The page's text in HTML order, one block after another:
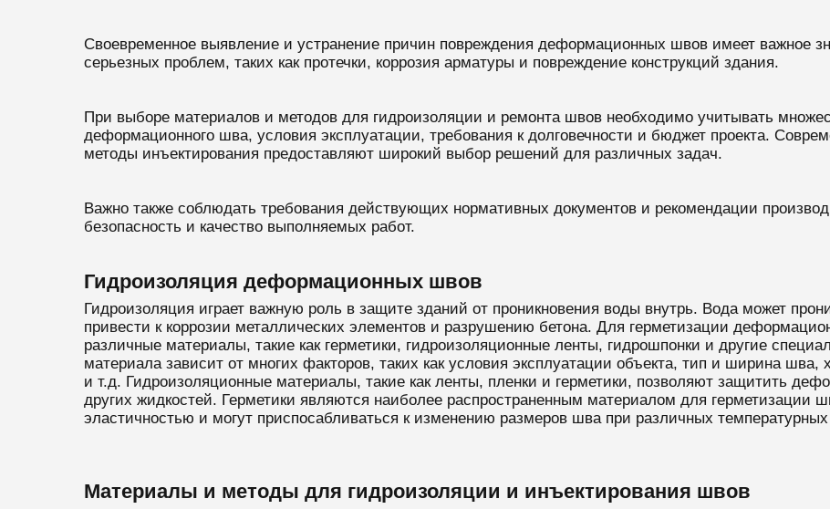
Своевременное выявление и устранение причин повреждения деформационных швов имеет важное
серьезных проблем, таких как протечки, коррозия арматуры и повреждение конструкций здания.
При выборе материалов и методов для гидроизоляции и ремонта швов необходимо учитывать
деформационного шва, условия эксплуатации, требования к долговечности и бюджет проекта.
методы инъектирования предоставляют широкий выбор решений для различных задач.
Важно также соблюдать требования действующих нормативных документов и рекомендации
безопасность и качество выполняемых работ.
Гидроизоляция деформационных швов
Гидроизоляция играет важную роль в защите зданий от проникновения воды внутрь. Вода может
привести к коррозии металлических элементов и разрушению бетона. Для герметизации
различные материалы, такие как герметики, гидроизоляционные ленты, гидрошпонки и другие
материала зависит от многих факторов, таких как условия эксплуатации объекта, тип и ширина шва,
и т.д. Гидроизоляционные материалы, такие как ленты, пленки и герметики, позволяют защитить
других жидкостей. Герметики являются наиболее распространенным материалом для герметизации
эластичностью и могут приспосабливаться к изменению размеров шва при различных
Материалы и методы для гидроизоляции и инъектирования швов